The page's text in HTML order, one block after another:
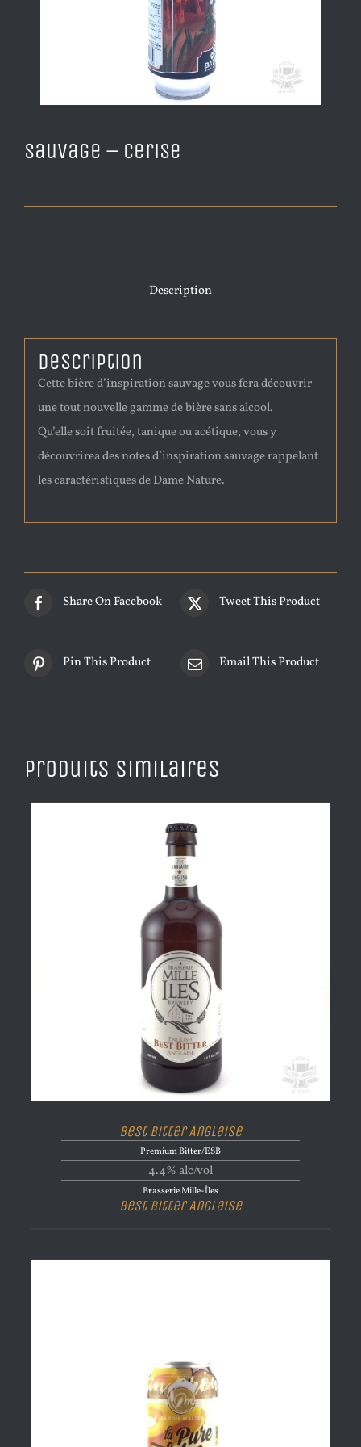
Sauvage – Cerise
Description
Description
Cette bière d’inspiration sauvage vous fera découvrir
une tout nouvelle gamme de bière sans alcool.
Qu’elle soit fruitée, tanique ou acétique, vous y
découvrirea des notes d’inspiration sauvage rappelant
les caractéristiques de Dame Nature.
Share On Facebook Tweet This Product
Pin This Product Email This Product
Produits similaires
Best Bitter Anglaise
Premium Bitter/ESB
4.4% alc/vol
Brasserie Mille-Îles
Best Bitter Anglaise